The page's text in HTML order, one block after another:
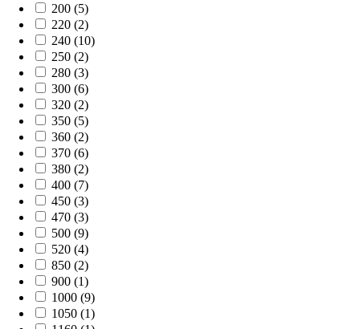
200 (5)
220 (2)
240 (10)
250 (2)
280 (3)
300 (6)
320 (2)
350 (5)
360 (2)
370 (6)
380 (2)
400 (7)
450 (3)
470 (3)
500 (9)
520 (4)
850 (2)
900 (1)
1000 (9)
1050 (1)